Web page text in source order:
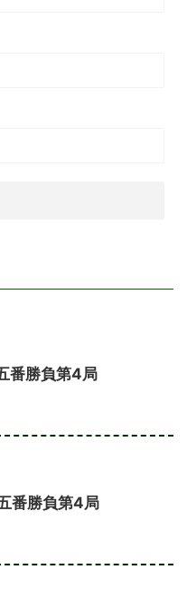
番勝負第4局
番勝負第4局